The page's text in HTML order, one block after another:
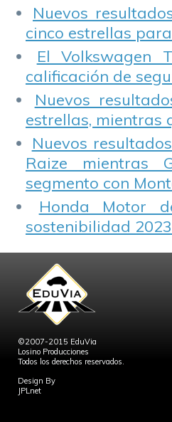
Nuevos
cinco estrellas
El Volkswagen
calificación de
Nuevos
estrellas, mientras
Nuevos
Raize mientras
segmento con
Honda Motor
sostenibilidad
©2007-2015 EduVia
Losino Producciones
Todos los derechos reservados.
Design By
JPLnet